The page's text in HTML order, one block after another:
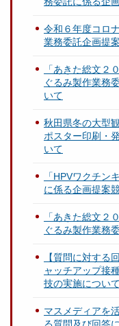
令和６年度コロ
業務委託企画提
「あきた総文２
ぐるみ製作業務
いて
秋田県冬の大型
ポスター印刷・
いて
「HPVワクチン
に係る企画提案
「あきた総文２
ぐるみ製作業務
【質問に対する
ャッチアップ接
技の実施について
マスメディアを